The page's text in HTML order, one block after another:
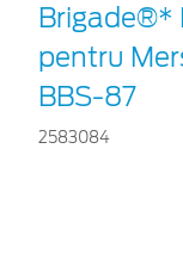
Brigade®*
pentru
BBS-87
2583084